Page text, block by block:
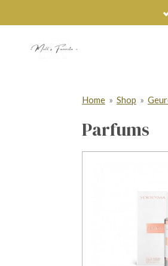
Home » Shop »
Parfums